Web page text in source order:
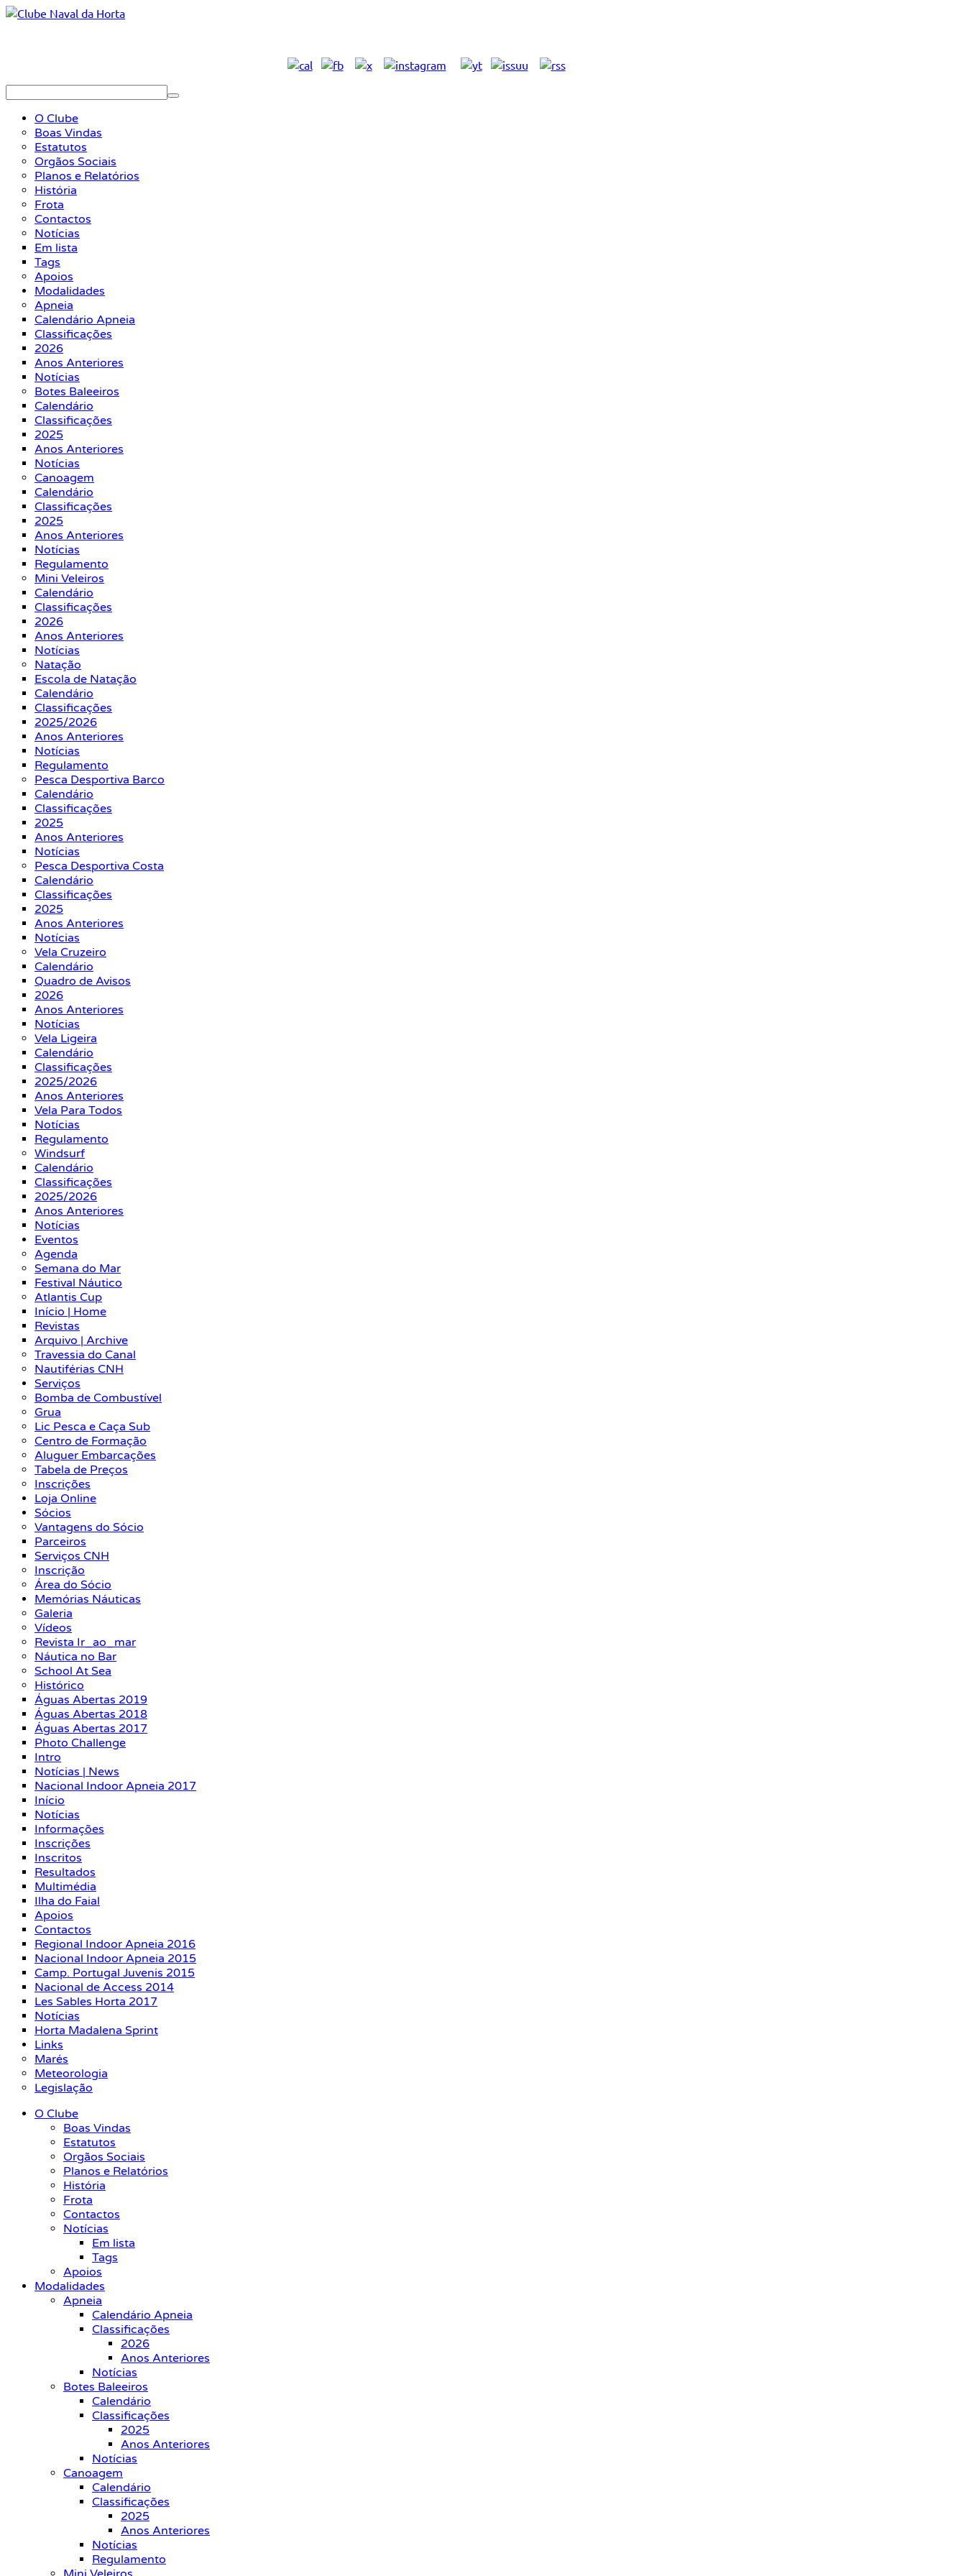
O Clube
Boas Vindas
Estatutos
Orgãos Sociais
Planos e Relatórios
História
Frota
Contactos
Notícias
Em lista
Tags
Apoios
Modalidades
Apneia
Calendário Apneia
Classificações
2026
Anos Anteriores
Notícias
Botes Baleeiros
Calendário
Classificações
2025
Anos Anteriores
Notícias
Canoagem
Calendário
Classificações
2025
Anos Anteriores
Notícias
Regulamento
Mini Veleiros
Calendário
Classificações
2026
Anos Anteriores
Notícias
Natação
Escola de Natação
Calendário
Classificações
2025/2026
Anos Anteriores
Notícias
Regulamento
Pesca Desportiva Barco
Calendário
Classificações
2025
Anos Anteriores
Notícias
Pesca Desportiva Costa
Calendário
Classificações
2025
Anos Anteriores
Notícias
Vela Cruzeiro
Calendário
Quadro de Avisos
2026
Anos Anteriores
Notícias
Vela Ligeira
Calendário
Classificações
2025/2026
Anos Anteriores
Vela Para Todos
Notícias
Regulamento
Windsurf
Calendário
Classificações
2025/2026
Anos Anteriores
Notícias
Eventos
Agenda
Semana do Mar
Festival Náutico
Atlantis Cup
Início | Home
Revistas
Arquivo | Archive
Travessia do Canal
Nautiférias CNH
Serviços
Bomba de Combustível
Grua
Lic Pesca e Caça Sub
Centro de Formação
Aluguer Embarcações
Tabela de Preços
Inscrições
Loja Online
Sócios
Vantagens do Sócio
Parceiros
Serviços CNH
Inscrição
Área do Sócio
Memórias Náuticas
Galeria
Vídeos
Revista Ir_ao_mar
Náutica no Bar
School At Sea
Histórico
Águas Abertas 2019
Águas Abertas 2018
Águas Abertas 2017
Photo Challenge
Intro
Notícias | News
Nacional Indoor Apneia 2017
Início
Notícias
Informações
Inscrições
Inscritos
Resultados
Multimédia
Ilha do Faial
Apoios
Contactos
Regional Indoor Apneia 2016
Nacional Indoor Apneia 2015
Camp. Portugal Juvenis 2015
Nacional de Access 2014
Les Sables Horta 2017
Notícias
Horta Madalena Sprint
Links
Marés
Meteorologia
Legislação
O Clube
Boas Vindas
Estatutos
Orgãos Sociais
Planos e Relatórios
História
Frota
Contactos
Notícias
Em lista
Tags
Apoios
Modalidades
Apneia
Calendário Apneia
Classificações
2026
Anos Anteriores
Notícias
Botes Baleeiros
Calendário
Classificações
2025
Anos Anteriores
Notícias
Canoagem
Calendário
Classificações
2025
Anos Anteriores
Notícias
Regulamento